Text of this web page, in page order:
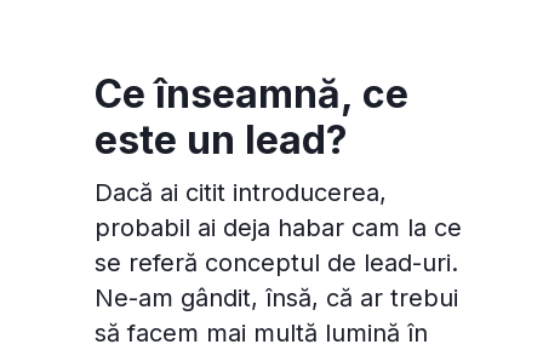
Ce înseamnă, ce
este un lead?
Dacă ai citit introducerea,
probabil ai deja habar cam la ce
se referă conceptul de lead-uri.
Ne-am gândit, însă, că ar trebui
să facem mai multă lumină în